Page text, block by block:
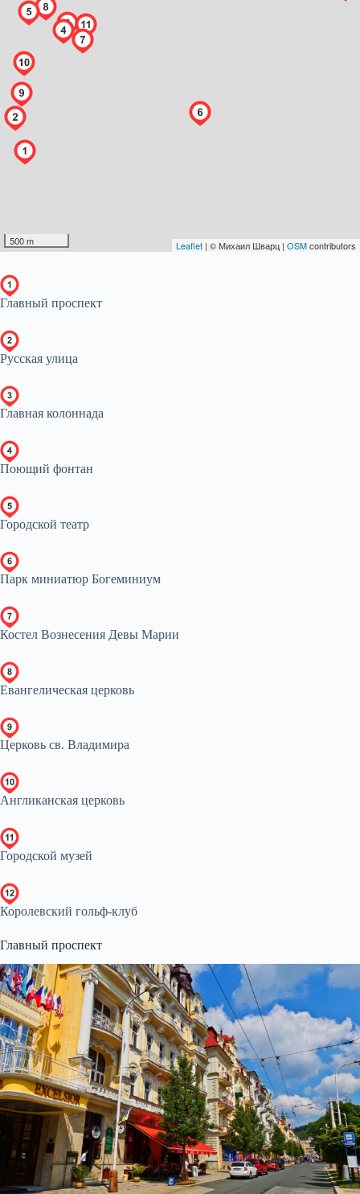
Главный проспект
Русская улица
Главная колоннада
Поющий фонтан
Городской театр
Парк миниатюр Богеминиум
Костел Вознесения Девы Марии
Евангелическая церковь
Церковь св. Владимира
Англиканская церковь
Городской музей
Королевский гольф-клуб
Главный проспект